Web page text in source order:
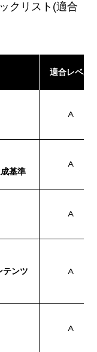
クリスト(適合
適合レベル
A
基準
A
A
テンツ
A
A